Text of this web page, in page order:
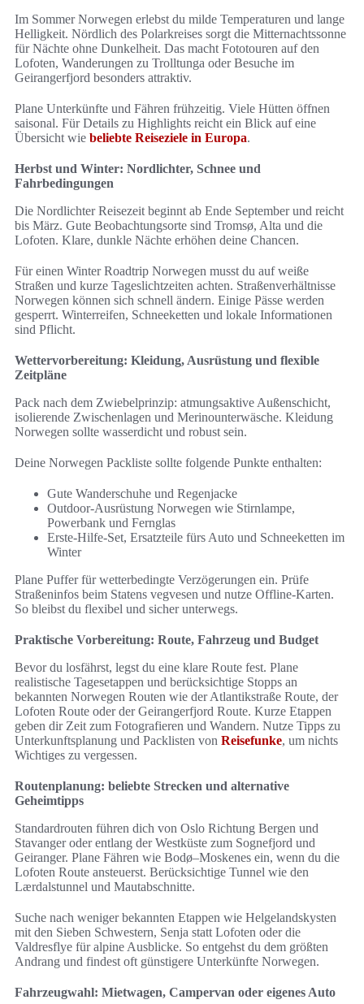
Im Sommer Norwegen erlebst du milde Temperaturen und lange
Helligkeit. Nördlich des Polarkreises sorgt die Mitternachtssonne
für Nächte ohne Dunkelheit. Das macht Fototouren auf den
Lofoten, Wanderungen zu Trolltunga oder Besuche im
Geirangerfjord besonders attraktiv.
Plane Unterkünfte und Fähren frühzeitig. Viele Hütten öffnen
saisonal. Für Details zu Highlights reicht ein Blick auf eine
Übersicht wie beliebte Reiseziele in Europa.
Herbst und Winter: Nordlichter, Schnee und
Fahrbedingungen
Die Nordlichter Reisezeit beginnt ab Ende September und reicht
bis März. Gute Beobachtungsorte sind Tromsø, Alta und die
Lofoten. Klare, dunkle Nächte erhöhen deine Chancen.
Für einen Winter Roadtrip Norwegen musst du auf weiße
Straßen und kurze Tageslichtzeiten achten. Straßenverhältnisse
Norwegen können sich schnell ändern. Einige Pässe werden
gesperrt. Winterreifen, Schneeketten und lokale Informationen
sind Pflicht.
Wettervorbereitung: Kleidung, Ausrüstung und flexible
Zeitpläne
Pack nach dem Zwiebelprinzip: atmungsaktive Außenschicht,
isolierende Zwischenlagen und Merinounterwäsche. Kleidung
Norwegen sollte wasserdicht und robust sein.
Deine Norwegen Packliste sollte folgende Punkte enthalten:
Gute Wanderschuhe und Regenjacke
Outdoor-Ausrüstung Norwegen wie Stirnlampe,
Powerbank und Fernglas
Erste-Hilfe-Set, Ersatzteile fürs Auto und Schneeketten im
Winter
Plane Puffer für wetterbedingte Verzögerungen ein. Prüfe
Straßeninfos beim Statens vegvesen und nutze Offline-Karten.
So bleibst du flexibel und sicher unterwegs.
Praktische Vorbereitung: Route, Fahrzeug und Budget
Bevor du losfährst, legst du eine klare Route fest. Plane
realistische Tagesetappen und berücksichtige Stopps an
bekannten Norwegen Routen wie der Atlantikstraße Route, der
Lofoten Route oder der Geirangerfjord Route. Kurze Etappen
geben dir Zeit zum Fotografieren und Wandern. Nutze Tipps zu
Unterkunftsplanung und Packlisten von Reisefunke, um nichts
Wichtiges zu vergessen.
Routenplanung: beliebte Strecken und alternative
Geheimtipps
Standardrouten führen dich von Oslo Richtung Bergen und
Stavanger oder entlang der Westküste zum Sognefjord und
Geiranger. Plane Fähren wie Bodø–Moskenes ein, wenn du die
Lofoten Route ansteuerst. Berücksichtige Tunnel wie den
Lærdalstunnel und Mautabschnitte.
Suche nach weniger bekannten Etappen wie Helgelandskysten
mit den Sieben Schwestern, Senja statt Lofoten oder die
Valdresflye für alpine Ausblicke. So entgehst du dem größten
Andrang und findest oft günstigere Unterkünfte Norwegen.
Fahrzeugwahl: Mietwagen, Campervan oder eigenes Auto